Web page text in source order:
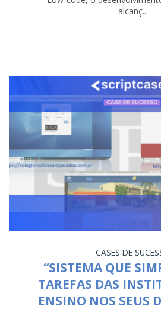
alcanç...
CASES DE
“SISTEMA QUE
TAREFAS DAS
ENSINO NOS SEUS